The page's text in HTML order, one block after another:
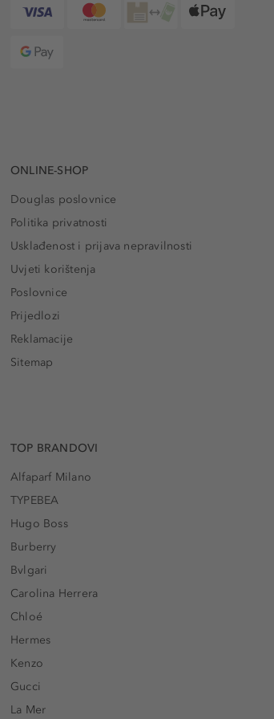
ONLINE-SHOP
Douglas poslovnice
Politika privatnosti
Usklađenost i prijava nepravilnosti
Uvjeti korištenja
Poslovnice
Prijedlozi
Reklamacije
Sitemap
TOP BRANDOVI
Alfaparf Milano
TYPEBEA
Hugo Boss
Burberry
Bvlgari
Carolina Herrera
Chloé
Hermes
Kenzo
Gucci
La Mer